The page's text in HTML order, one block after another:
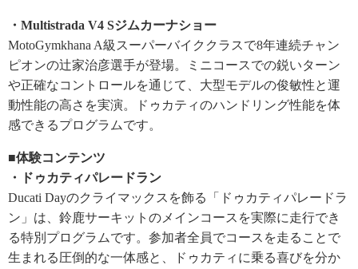
・Multistrada V4 Sジムカーナショー
MotoGymkhana A級スーパーバイククラスで8年連続チャン
ピオンの辻家治彦選手が登場。ミニコースでの鋭いターン
や正確なコントロールを通じて、大型モデルの俊敏性と運
動性能の高さを実演。ドゥカティのハンドリング性能を体
感できるプログラムです。
■体験コンテンツ
・ドゥカティパレードラン
Ducati Dayのクライマックスを飾る「ドゥカティパレードラ
ン」は、鈴鹿サーキットのメインコースを実際に走行でき
る特別プログラムです。参加者全員でコースを走ることで
生まれる圧倒的な一体感と、ドゥカティに乗る喜びを分か